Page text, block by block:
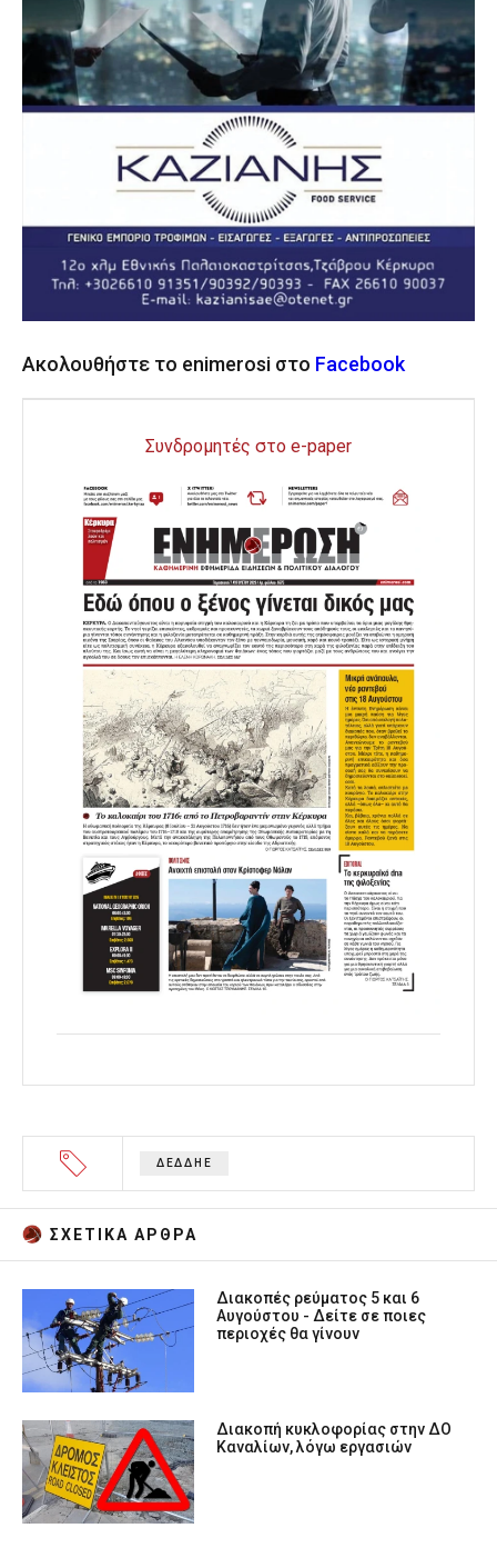
Ακολουθήστε το enimerosi στο Facebook
Συνδρομητές στο e-paper
ΔΕΔΔΗΕ
ΣΧΕΤΙΚA AΡΘΡΑ
Διακοπές ρεύματος 5 και 6
Αυγούστου - Δείτε σε ποιες
περιοχές θα γίνουν
Διακοπή κυκλοφορίας στην ΔΟ
Καναλίων, λόγω εργασιών